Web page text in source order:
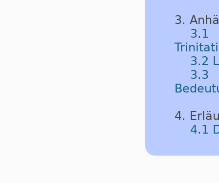
3.
3.1
3.2
3.3
4.
4.1